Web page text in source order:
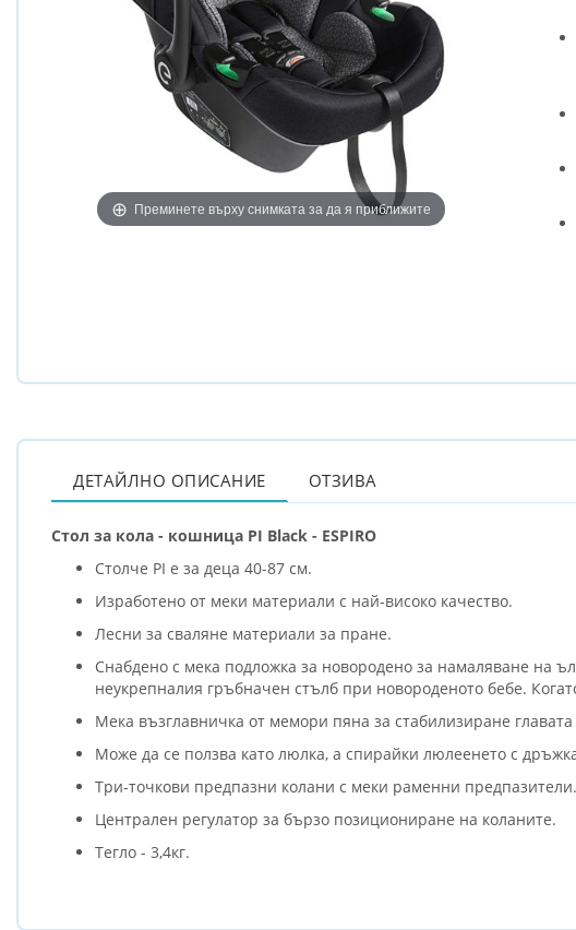
Преминете върху снимката за да я приближите
ДЕТАЙЛНО ОПИСАНИЕ
Стол за кола - кошница PI Black - ESPIRO
Столче PI е за деца 40-87 см.
Изработено от меки материали с най-високо качество.
Лесни за сваляне материали за пране.
Снабдено с мека подложка за новородено за намаляване на
неукрепналия гръбначен стълб при новороденото бебе.
Мека възглавничка от мемори пяна за стабилизиране главата
Може да се ползва като люлка, а спирайки люлеенето с
Три-точкови предпазни колани с меки раменни предпазители.
Централен регулатор за бързо позициониране на коланите.
Тегло - 3,4кг.
ОТЗИВА